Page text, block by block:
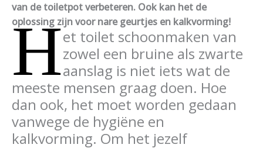
van de toiletpot verbeteren. Ook kan het de
oplossing zijn voor nare geurtjes en kalkvorming!
Het toilet schoonmaken van
zowel een bruine als zwarte
aanslag is niet iets wat de
meeste mensen graag doen. Hoe
dan ook, het moet worden gedaan
vanwege de hygiëne en
kalkvorming. Om het jezelf